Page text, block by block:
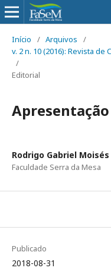
Início / Arquivos
/
v. 2 n. 10 (2016): Revista
/
Editorial
Apresentação
Rodrigo Gabriel Moisés
Faculdade Serra da Mesa
Publicado
2018-08-31